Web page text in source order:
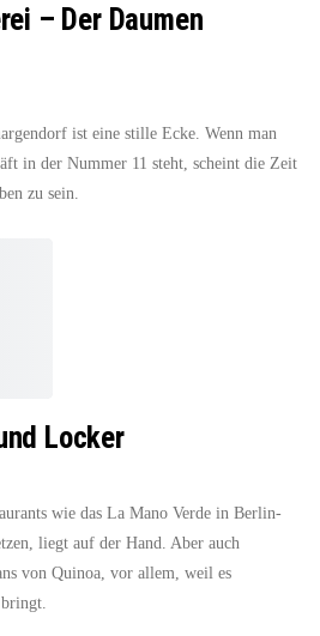
– Der Daumen
ist eine stille Ecke. Wenn man
in der Nummer 11 steht, scheint die Zeit
zu sein.
Locker
wie das La Mano Verde in Berlin-
liegt auf der Hand. Aber auch
von Quinoa, vor allem, weil es